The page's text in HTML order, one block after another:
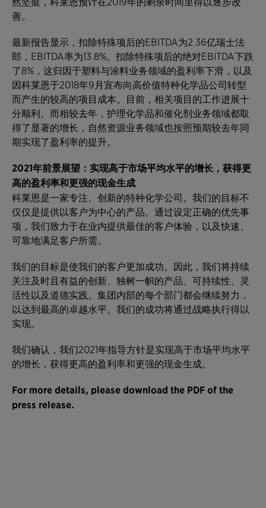
善。
最新报告显示，扣除特殊项后的EBITDA为2.36亿瑞士法
郎，EBITDA率为13.8%。扣除特殊项后的绝对EBITDA下跌
了8%，这归因于塑料与涂料业务领域的盈利率下滑，以及
因科莱恩于2018年9月宣布向高价值特种化学品公司转型
而产生的较高的项目成本。目前，相关项目的工作进展十
分顺利。而相较去年，护理化学品和催化剂业务领域都取
得了显著的增长，自然资源业务领域也按照预期较去年同
期实现了盈利率的提升。
2021年前景展望：实现高于市场平均水平的增长，获得更
高的盈利率和更强的现金生成
科莱恩是一家专注、创新的特种化学公司。我们的目标不
仅仅是提供以客户为中心的产品。通过设定正确的优先事
项，我们致力于在业内提供最佳的客户体验，以及快速、
可靠地满足客户所需。
我们的目标是使我们的客户更加成功。因此，我们将持续
关注及时且有益的创新、独树一帜的产品、可持续性、灵
活性以及道德实践。集团内部的每个部门都会继续努力，
以达到最高的卓越水平。我们的成功将通过战略执行得以
实现。
我们确认，我们2021年指导方针是实现高于市场平均水平
的增长，获得更高的盈利率和更强的现金生成。
For more details, please download the PDF of the
press release.